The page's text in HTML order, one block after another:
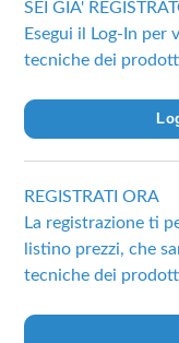
SEI GIA'
Esegui il Log-In per
tecniche dei
REGISTRATI ORA
La registrazione ti
listino prezzi, che
tecniche dei